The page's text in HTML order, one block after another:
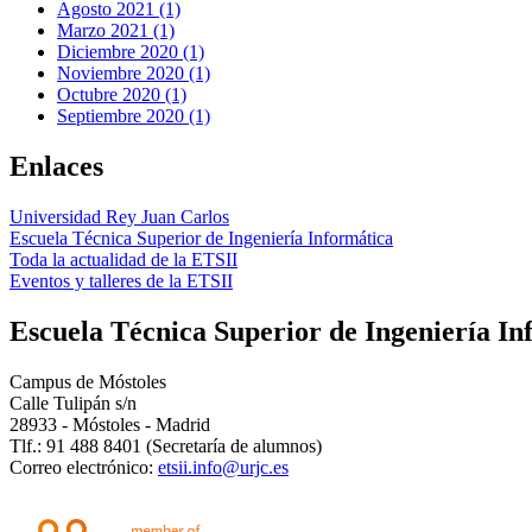
Agosto 2021 (1)
Marzo 2021 (1)
Diciembre 2020 (1)
Noviembre 2020 (1)
Octubre 2020 (1)
Septiembre 2020 (1)
Enlaces
Universidad Rey Juan Carlos
Escuela Técnica Superior de Ingeniería Informática
Toda la actualidad de la ETSII
Eventos y talleres de la ETSII
Escuela Técnica Superior de Ingeniería
Campus de Móstoles
Calle Tulipán s/n
28933 - Móstoles - Madrid
Tlf.: 91 488 8401 (Secretaría de alumnos)
Correo electrónico: etsii.info@urjc.es